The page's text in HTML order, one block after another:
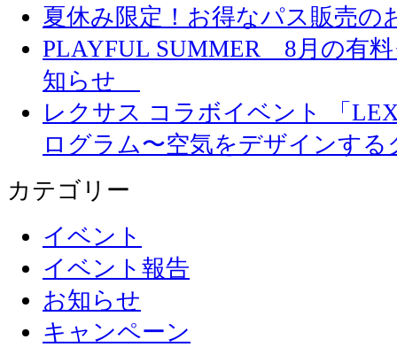
夏休み限定！お得なパス販売の
PLAYFUL SUMMER 8月の有
知らせ
レクサス コラボイベント 「
ログラム〜空気をデザインす
カテゴリー
イベント
イベント報告
お知らせ
キャンペーン